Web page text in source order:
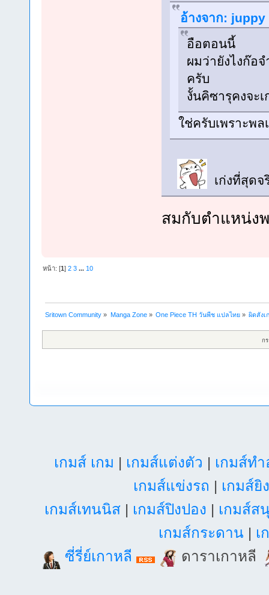
อ้างจาก: juppy
อือตอนนี้
ผมว่ายังไงก๊อ
ครับ
งั้นคิซารุคงจะ
ใช่ครับเพราะพล
เก่งที่สุดจ
สมกับตำแหน่ง
หน้า: [1]2 3 ... 10
Sritown Community » Manga Zone» One Piece TH วันพีช แปลไทย» ผิดสังเ
ก
เกมส์ เกม | เกมส์แต่งตัว | เกมส์ท
เกมส์แข่งรถ | เกมส์ยิ
เกมส์เทนนิส| เกมส์ปิงปอง | เกมส์ส
เกมส์กระดาน | เ
ซี่รี่ย์เกาหลี
ดาราเกาหลี